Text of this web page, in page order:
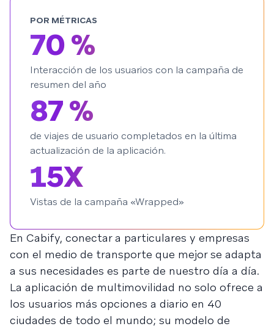
POR MÉTRICAS
70 %
Interacción de los usuarios con la campaña de
resumen del año
87 %
de viajes de usuario completados en la última
actualización de la aplicación.
15X
Vistas de la campaña «Wrapped»
En Cabify, conectar a particulares y empresas
con el medio de transporte que mejor se adapta
a sus necesidades es parte de nuestro día a día.
La aplicación de multimovilidad no solo ofrece a
los usuarios más opciones a diario en 40
ciudades de todo el mundo; su modelo de